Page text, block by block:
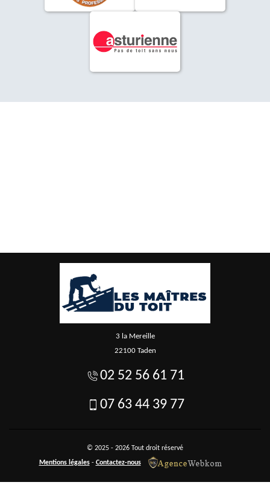
3 la Mereille
22100 Taden
02 52 56 61 71
07 63 44 39 77
© 2025 - 2026 Tout droit réservé
Mentions légales- Contactez-nous